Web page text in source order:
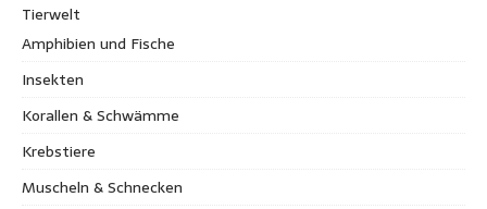
Tierwelt
Amphibien und Fische
Insekten
Korallen & Schwämme
Krebstiere
Muscheln & Schnecken